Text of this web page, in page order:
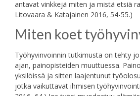
antavat vinkkejä miten ja mistä etsiä
Litovaara & Katajainen 2016, 54-55.)
Miten koet
Työhyvinvoinnin tutkimusta on tehty
ajan, painopisteiden muuttuessa.
yksilöissä ja sitten laajentunut
jotka vaikuttavat ihmisen